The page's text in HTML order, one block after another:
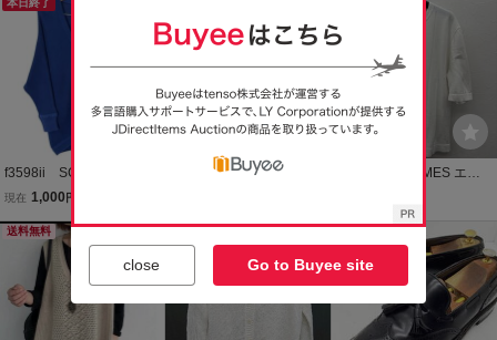
ト 長袖 柄おり入りＶ
ネック薄手ウールニット
セーター Ｓ 紺系
本日終了
f3598ii SCOTCLUB(ス
コットクラブ) サイズフリ
ィガン Vネック オーバ
ーサイズ Made in Japan
ブルー 日本製
現在 1,000 円
Three Blind Mice ウール1
harcoal Made in Japan セ
【s427】HERMES エル
ト Tシャツ 半袖 クルーネ
ック ホワイト 格子編み柄
Mサイズ Made in Italy Su
mmer Knit
送料無料 本日終了
close Go to Buyee site